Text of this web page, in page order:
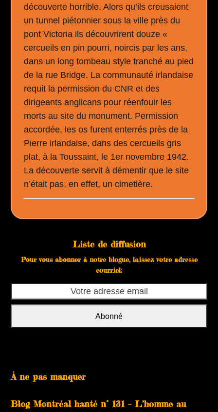
découverte horrible. Alors qu’ils creusaient
un tunnel piétonnier sous la ville près du
pont Victoria ils découvrirent douze «
cercueils en pin pourri, noircis par les ans,
dans un long tombeau style tranché au pied
de la rue Bridge. La communauté irlandaise
requit la permission du CNR et des
dirigeants anglicans pour réenfouir les
morts au site du monument. Permission
accordée, les os furent enterrés près de la
Pierre irlandaise, dans des cercueils gris
plat, à la Toussaint, le 1er novembre 1942.
La découverte servit à démentir que le site
n’était pas, en effet, un cimetière.
Liste de diffusion
Pour vous abonner à notre blogue, laissez votre adresse
courriel:
adresse
Abonné
À ne pas manquer
Blog Montréal hanté n° 131 – L’homme au